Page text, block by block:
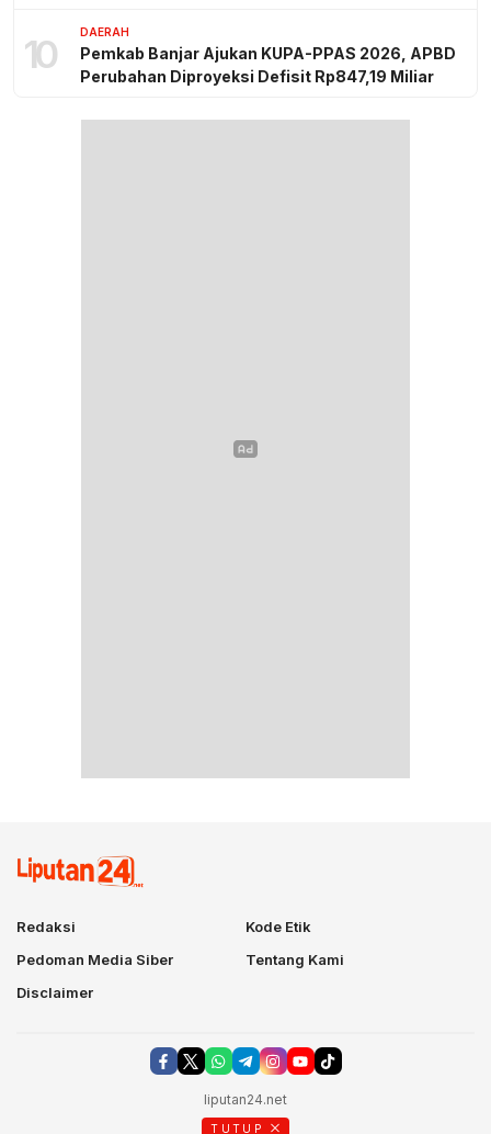
10 DAERAH
Pemkab Banjar Ajukan KUPA-PPAS 2026, APBD
Perubahan Diproyeksi Defisit Rp847,19 Miliar
Redaksi
Kode Etik
Pedoman Media Siber
Tentang Kami
Disclaimer
liputan24.net
TUTUP